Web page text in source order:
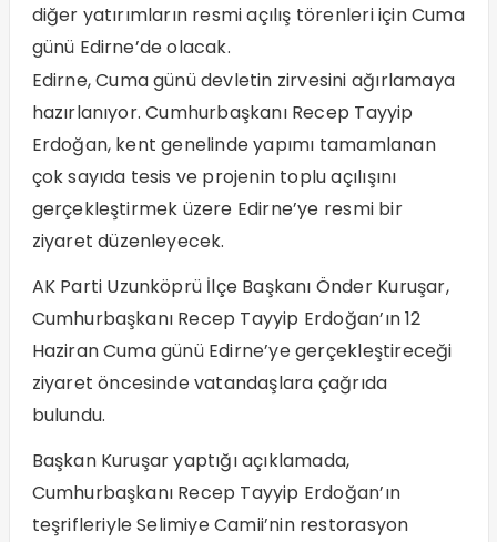
diğer yatırımların resmi açılış törenleri için Cuma
günü Edirne’de olacak.
Edirne, Cuma günü devletin zirvesini ağırlamaya
hazırlanıyor. Cumhurbaşkanı Recep Tayyip
Erdoğan, kent genelinde yapımı tamamlanan
çok sayıda tesis ve projenin toplu açılışını
gerçekleştirmek üzere Edirne’ye resmi bir
ziyaret düzenleyecek.
AK Parti Uzunköprü İlçe Başkanı Önder Kuruşar,
Cumhurbaşkanı Recep Tayyip Erdoğan’ın 12
Haziran Cuma günü Edirne’ye gerçekleştireceği
ziyaret öncesinde vatandaşlara çağrıda
bulundu.
Başkan Kuruşar yaptığı açıklamada,
Cumhurbaşkanı Recep Tayyip Erdoğan’ın
teşrifleriyle Selimiye Camii’nin restorasyon